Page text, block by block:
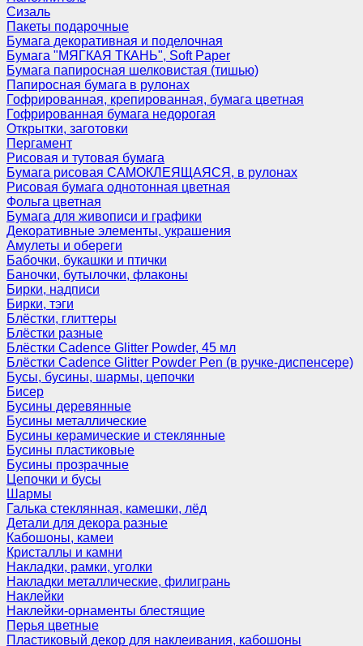
Сизаль
Пакеты подарочные
Бумага декоративная и поделочная
Бумага "МЯГКАЯ ТКАНЬ", Soft Paper
Бумага папиросная шелковистая (тишью)
Папиросная бумага в рулонах
Гофрированная, крепированная, бумага цветная
Гофрированная бумага недорогая
Открытки, заготовки
Пергамент
Рисовая и тутовая бумага
Бумага рисовая САМОКЛЕЯЩАЯСЯ, в рулонах
Рисовая бумага однотонная цветная
Фольга цветная
Бумага для живописи и графики
Декоративные элементы, украшения
Амулеты и обереги
Бабочки, букашки и птички
Баночки, бутылочки, флаконы
Бирки, надписи
Бирки, тэги
Блёстки, глиттеры
Блёстки разные
Блёстки Cadence Glitter Powder, 45 мл
Блёстки Cadence Glitter Powder Pen (в ручке-диспенсере)
Бусы, бусины, шармы, цепочки
Бисер
Бусины деревянные
Бусины металлические
Бусины керамические и стеклянные
Бусины пластиковые
Бусины прозрачные
Цепочки и бусы
Шармы
Галька стеклянная, камешки, лёд
Детали для декора разные
Кабошоны, камеи
Кристаллы и камни
Накладки, рамки, уголки
Накладки металлические, филигрань
Наклейки
Наклейки-орнаменты блестящие
Перья цветные
Пластиковый декор для наклеивания, кабошоны